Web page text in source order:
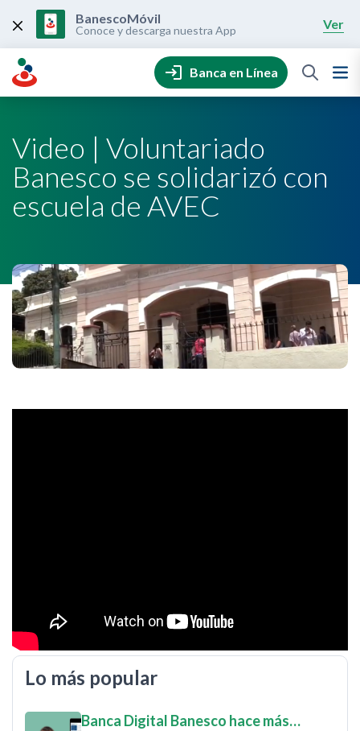
content
BanescoMóvil
Conoce y descarga nuestra App Ver
Banca en Línea
Video | Voluntariado
Banesco se solidarizó con
escuela de AVEC
Lo más popular
Banca Digital Banesco hace más…